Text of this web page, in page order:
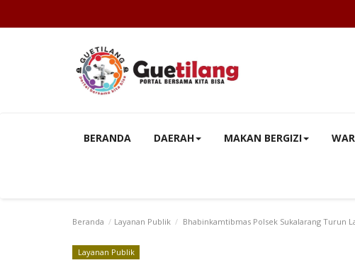
BERANDA DAERAH MAKAN BERGIZI
Beranda Layanan Publik Bhabinkamtibmas Polsek Sukalarang Turun
Layanan Publik